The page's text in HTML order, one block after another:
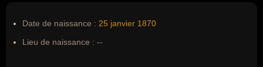
Date de naissance : 25 janvier 1870
Lieu de naissance : --